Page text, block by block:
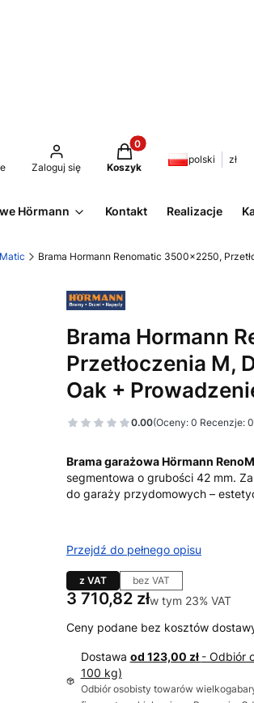
Zaloguj się
Produkty w koszyku: 0.
Koszyk
polski zł
Hörmann Kontakt Realizacje
Brama Hormann Renomatic 3500x2250,
Brama Hormann
Przetłoczenia M,
Oak +
0.00(Oceny: 0 Recenzje:
Brama garażowa Hörmann
segmentowa o grubości 42 mm.
do garaży przydomowych –
Przejdź do pełnego opisu
z VAT bez VAT
Cena
3 710,82 złw tym 23% VAT
w tym 23% VAT
Ceny podane bez kosztów
Dostawa od 123,00 zł - Odbiór
100 kg)
Odbiór osobisty towarów